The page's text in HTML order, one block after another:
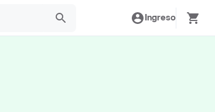
Ingreso